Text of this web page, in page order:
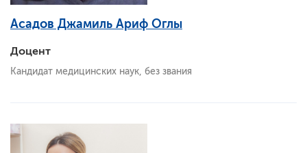
Асадов Джамиль Ариф Оглы
Доцент
Кандидат медицинских наук, без звания